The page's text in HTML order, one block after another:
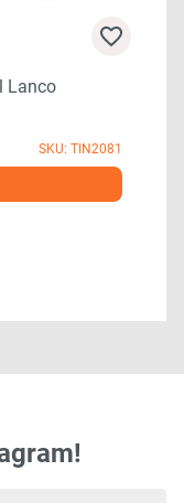
Lanco
SKU: TIN2081